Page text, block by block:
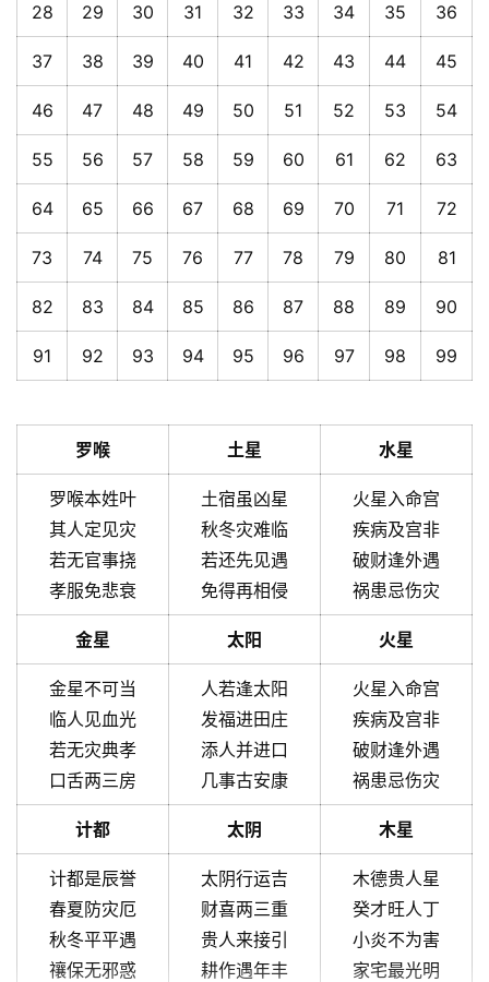
28 29 30 31 32 33 34 35 36
37 38 39 40 41 42 43 44 45
46 47 48 49 50 51 52 53 54
55 56 57 58 59 60 61 62 63
64 65 66 67 68 69 70 71 72
73 74 75 76 77 78 79 80 81
82 83 84 85 86 87 88 89 90
91 92 93 94 95 96 97 98 99
罗喉 土星 水星
罗喉本姓叶
其人定见灾
若无官事挠
孝服免悲衰
土宿虽凶星
秋冬灾难临
若还先见遇
免得再相侵
火星入命宫
疾病及宫非
破财逢外遇
祸患忌伤灾
金星 太阳 火星
金星不可当
临人见血光
若无灾典孝
口舌两三房
人若逢太阳
发福进田庄
添人并进口
几事古安康
火星入命宫
疾病及宫非
破财逢外遇
祸患忌伤灾
计都 太阴 木星
计都是辰誉
春夏防灾厄
秋冬平平遇
禳保无邪惑
太阴行运吉
财喜两三重
贵人来接引
耕作遇年丰
木德贵人星
癸才旺人丁
小炎不为害
家宅最光明